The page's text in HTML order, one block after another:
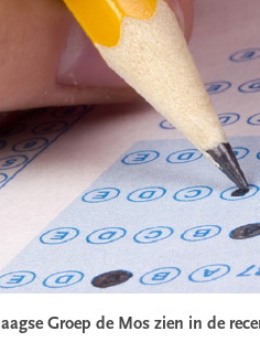
Groep de Mos zien in de